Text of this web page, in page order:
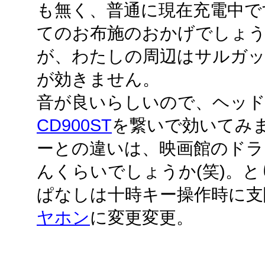
も無く、普通に現在充電中
てのお布施のおかげでしょ
が、わたしの周辺はサルガ
が効きません。
音が良いらしいので、ヘッ
CD900STを繋いで効いてみ
ーとの違いは、映画館のド
んくらいでしょうか(笑)。
ぱなしは十時キー操作時に
ヤホンに変更変更。